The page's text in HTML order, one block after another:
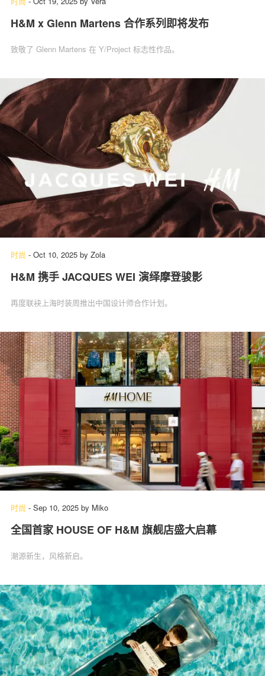
H&M x Glenn Martens 合作系列即将发布
致敬了 Glenn Martens 在 Y/Project 标志性作品。
时尚 - Oct 10, 2025 by Zola
H&M 携手 JACQUES WEI 演绎摩登骏影
再度联袂上海时装周推出中国设计师合作计划。
时尚 - Sep 10, 2025 by Miko
全国首家 HOUSE OF H&M 旗舰店盛大启幕
潮源新生，风格新启。